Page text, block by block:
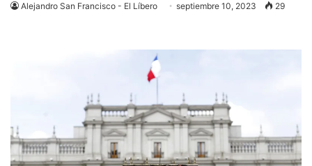
Alejandro San Francisco - El Líbero septiembre 10, 2023 29